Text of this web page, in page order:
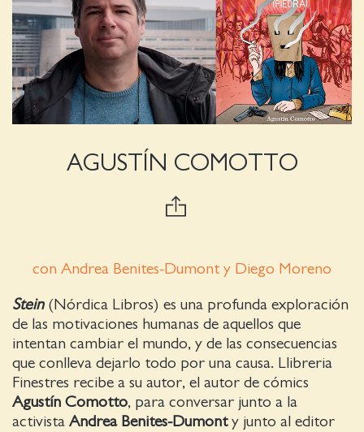
AGUSTÍN COMOTTO
con Andrea Benites-Dumont y Diego Moreno
Stein (Nórdica Libros) es una profunda exploración
de las motivaciones humanas de aquellos que
intentan cambiar el mundo, y de las consecuencias
que conlleva dejarlo todo por una causa. Llibreria
Finestres recibe a su autor, el autor de cómics
Agustín Comotto, para conversar junto a la
activista Andrea Benites-Dumonty junto al editor